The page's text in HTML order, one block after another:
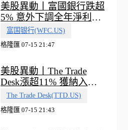
美股異動丨富國銀行跌超
5% 意外下調全年淨利息
收入指引
富国银行(WFC.US)
格隆匯 07-15 21:47
美股異動丨The Trade
Desk漲超11% 獲納入標
普500指數
The Trade Desk(TTD.US)
格隆匯 07-15 21:43